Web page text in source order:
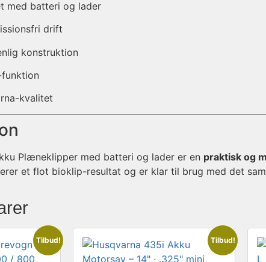
med batteri og lader
drift
konstruktion
kvalitet
Plæneklipper med batteri og lader er en praktisk og
et flot bioklip-resultat og er klar til brug med det
Tilbud! Tilbud!